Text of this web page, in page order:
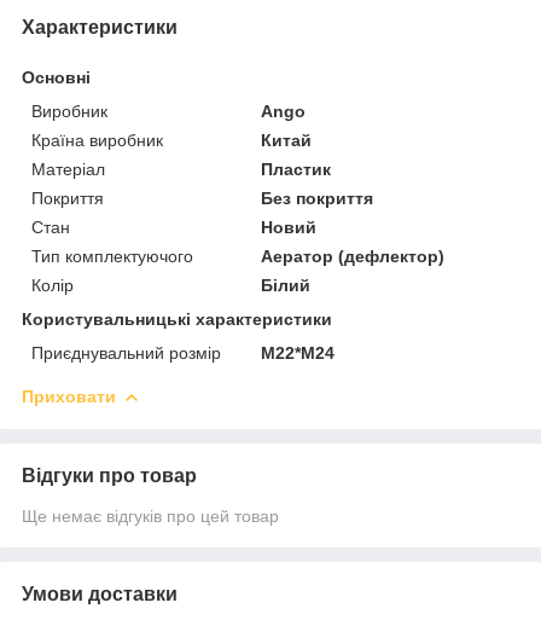
Характеристики
Основні
Виробник
Ango
Країна виробник
Китай
Матеріал
Пластик
Покриття
Без покриття
Стан
Новий
Тип комплектуючого
Аератор (дефлектор)
Колір
Білий
Користувальницькі характеристики
Приєднувальний розмір
М22*М24
Приховати
Відгуки про товар
Ще немає відгуків про цей товар
Умови доставки